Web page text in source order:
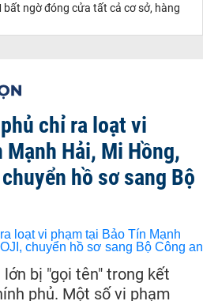
bất ngờ đóng cửa tất cả cơ sở, hàng
chỉ ra loạt vi
Hải, Mi Hồng,
hồ sơ sang Bộ
bị "gọi tên" trong kết
phủ. Một số vi phạm